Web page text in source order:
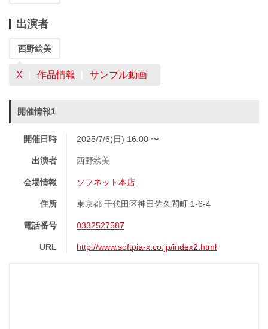
出演者
西野絵美
X 作品情報 サンプル動画
開催情報1
開催日時 2025/7/6(日) 16:00 〜
出演者 西野絵美
会場情報 ソフネット本店
住所 東京都 千代田区神田佐久間町 1-6-4
電話番号 0332527587
URL http://www.softpia-x.co.jp/index2.html